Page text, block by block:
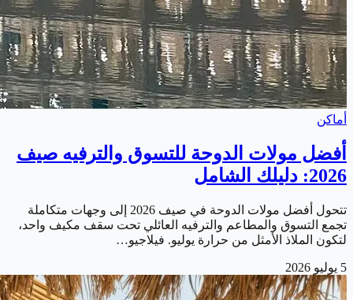
أماكن
أفضل مولات الدوحة للتسوق والترفيه صيف
2026: دليلك الشامل
تتحول أفضل مولات الدوحة في صيف 2026 إلى وجهات متكاملة
تجمع التسوق والمطاعم والترفيه العائلي تحت سقف مكيف واحد،
لتكون الملاذ الأمثل من حرارة يوليو. فيلاجيو…
5 يوليو 2026